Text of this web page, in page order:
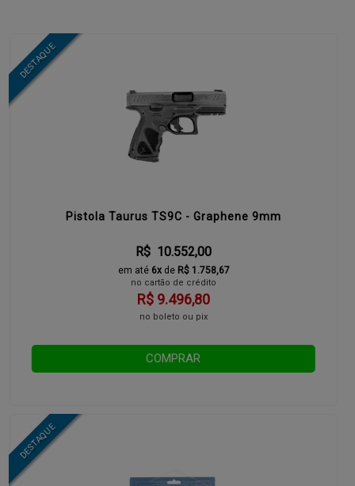
Pistola Taurus TS9C - Graphene 9mm
R$ 10.552,00
em até 6xde R$ 1.758,67
no cartão de crédito
R$ 9.496,80
no boleto ou pix
COMPRAR